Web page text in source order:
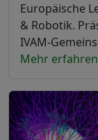
Europäische
& Robotik.
IVAM-
Mehr